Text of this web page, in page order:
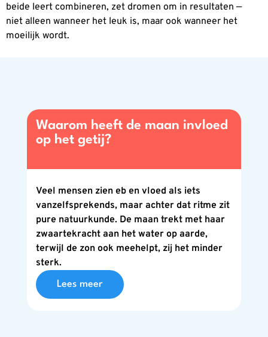
beide leert combineren, zet dromen om in resultaten —
niet alleen wanneer het leuk is, maar ook wanneer het
moeilijk wordt.
Waarom heeft de maan invloed
op het getij?
Veel mensen zien eb en vloed als iets
vanzelfsprekends, maar achter dat ritme zit
pure natuurkunde. De maan trekt met haar
zwaartekracht aan het water op aarde,
terwijl de zon ook meehelpt, zij het minder
sterk.
Lees meer